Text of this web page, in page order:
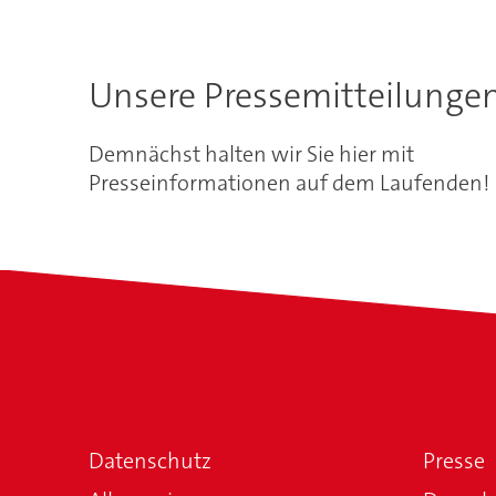
Unsere
Demnächst halten wir Sie hier mit
Presseinformationen auf dem Laufenden!
Datenschutz
Presse